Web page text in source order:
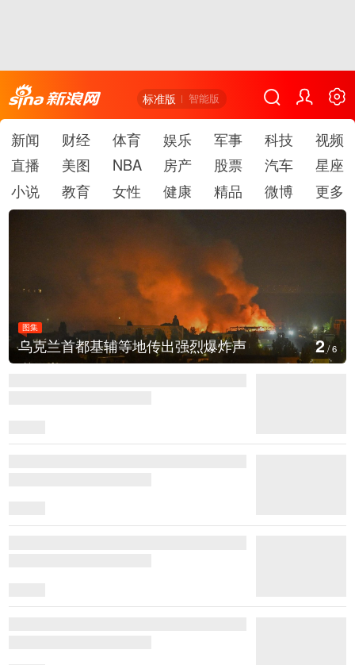
标准版 智能版
新闻 财经 体育 娱乐 军事 科技
视频
直播
美图 NBA 房产 股票 汽车
星座
小说
教育 女性 健康 精品 微博 更多
美国：肯尼迪宣布医疗改革新举措 3/6